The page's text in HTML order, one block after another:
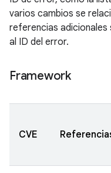
varios cambios se
referencias adicionales
al ID del error.
Framework
CVE